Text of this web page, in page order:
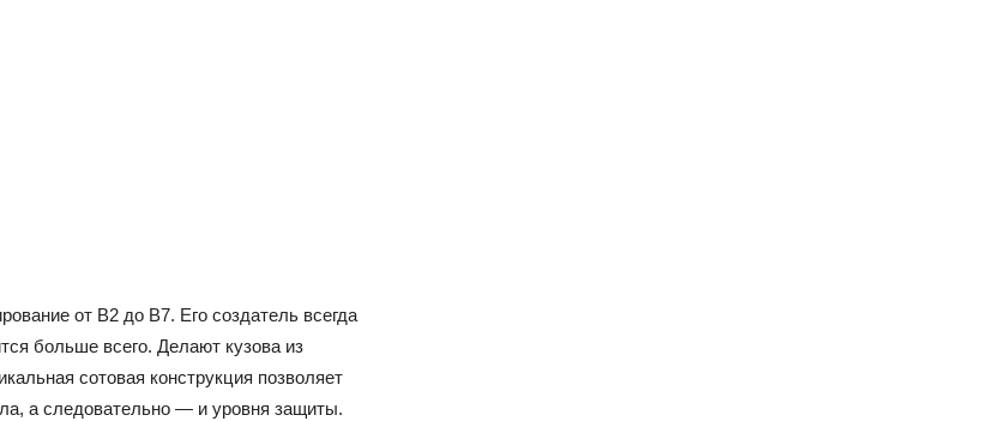
от B2 до B7. Его создатель всегда
больше всего. Делают кузова из
сотовая конструкция позволяет
а следовательно — и уровня защиты.